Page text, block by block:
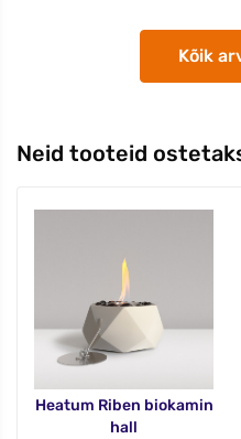
Kõik
Neid tooteid
Heatum Riben biokamin
hall